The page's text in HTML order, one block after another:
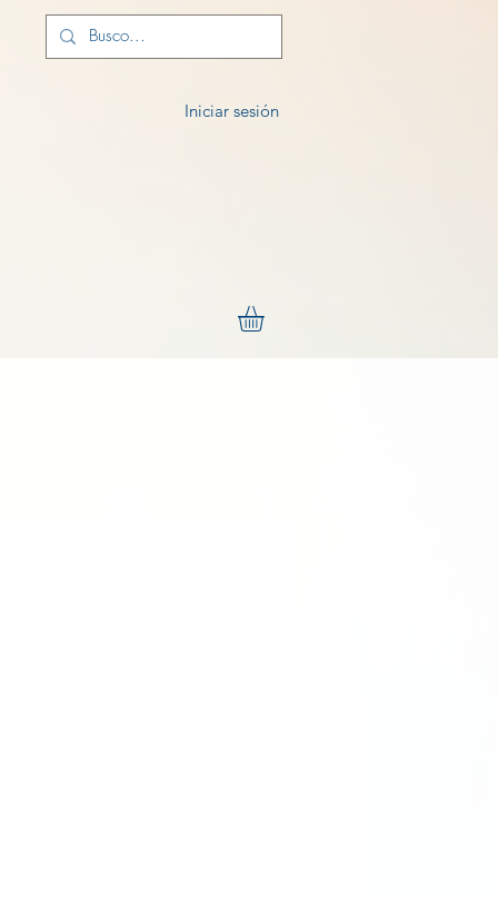
Iniciar sesión